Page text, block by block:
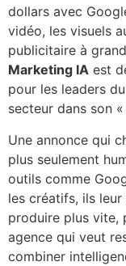
dollars avec
vidéo, les visuels
publicitaire à
Marketing IA est
pour les leaders
secteur dans son
Une annonce qui
plus seulement
outils comme
les créatifs, ils
produire plus vite,
agence qui veut
combiner